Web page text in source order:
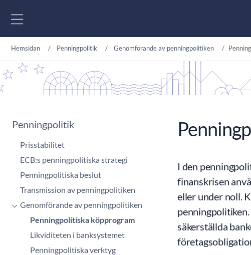
Hemsidan Penningpolitik Genomförande av penningpolitiken
Penningpolitik
Prisstabilitet
ECB:s penningpolitiska strategi
Penningpolitiska beslut
Transmission av penningpolitiken
Genomförande av penningpolitiken
Penningpolitiska köpprogram
Likviditeten i banksystemet
Penningpolitiska verktyg
I den
finanskrisen
eller under noll.
säkerställda